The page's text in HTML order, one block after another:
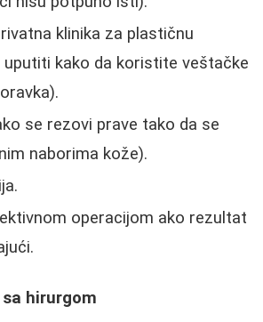
klinika za plastičnu
uputiti kako da koristite veštačke
se rezovi prave tako da se
naborima kože).
operacijom ako rezultat
hirurgom